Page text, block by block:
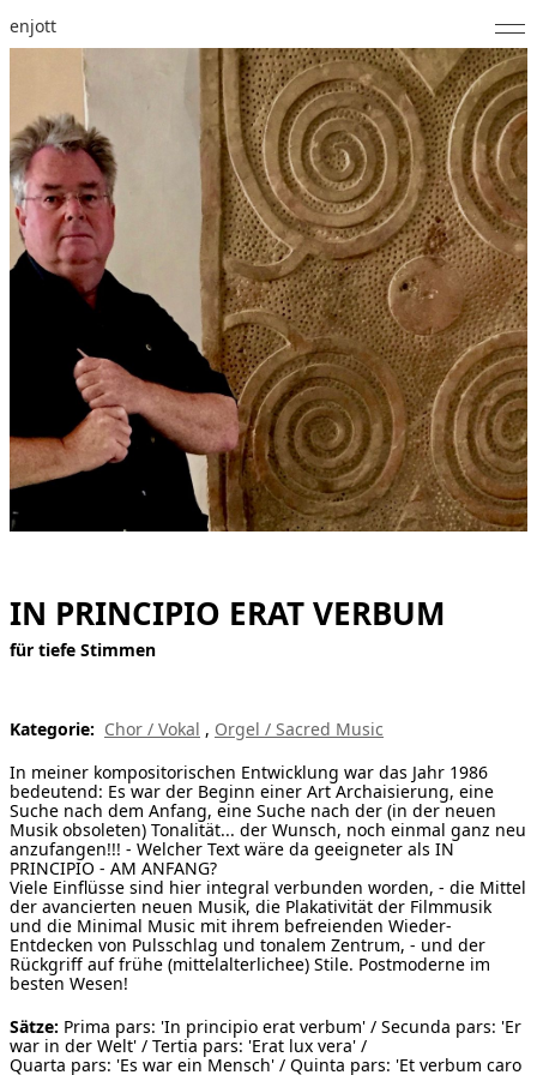
enjott
Selected Works
Werkverzeichnis
About
Kalender
Publikationen
Notizen
Feed
english
IN PRINCIPIO ERAT VERBUM
für tiefe Stimmen
Kategorie: Chor / Vokal , Orgel / Sacred Music
In meiner kompositorischen Entwicklung war das Jahr 1986
bedeutend: Es war der Beginn einer Art Archaisierung, eine
Suche nach dem Anfang, eine Suche nach der (in der neuen
Musik obsoleten) Tonalität... der Wunsch, noch einmal ganz neu
anzufangen!!! - Welcher Text wäre da geeigneter als IN
PRINCIPIO - AM ANFANG?
Viele Einflüsse sind hier integral verbunden worden, - die Mittel
der avancierten neuen Musik, die Plakativität der Filmmusik
und die Minimal Music mit ihrem befreienden Wieder-
Entdecken von Pulsschlag und tonalem Zentrum, - und der
Rückgriff auf frühe (mittelalterlichee) Stile. Postmoderne im
besten Wesen!
Sätze: Prima pars: 'In principio erat verbum' / Secunda pars: 'Er
war in der Welt' / Tertia pars: 'Erat lux vera' /
Quarta pars: 'Es war ein Mensch' / Quinta pars: 'Et verbum caro